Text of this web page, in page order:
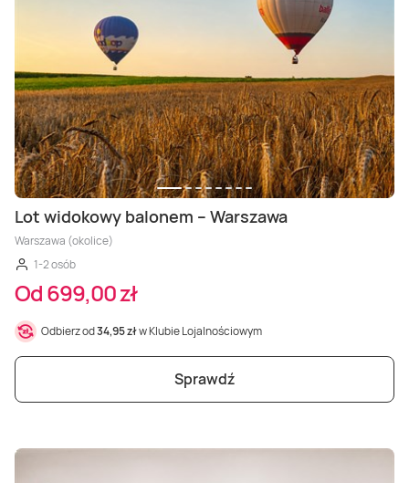
Lot widokowy balonem – Warszawa
Warszawa (okolice)
1-2 osób
Od 699,00 zł
Odbierz od34,95 złw Klubie Lojalnościowym
Sprawdź